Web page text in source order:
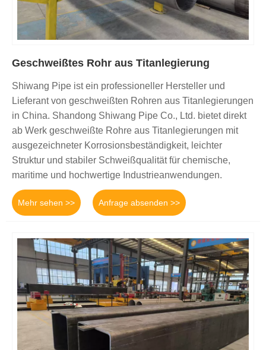
Geschweißtes Rohr aus Titanlegierung
Shiwang Pipe ist ein professioneller Hersteller und
Lieferant von geschweißten Rohren aus Titanlegierungen
in China. Shandong Shiwang Pipe Co., Ltd. bietet direkt
ab Werk geschweißte Rohre aus Titanlegierungen mit
ausgezeichneter Korrosionsbeständigkeit, leichter
Struktur und stabiler Schweißqualität für chemische,
maritime und hochwertige Industrieanwendungen.
Mehr sehen >> Anfrage absenden >>